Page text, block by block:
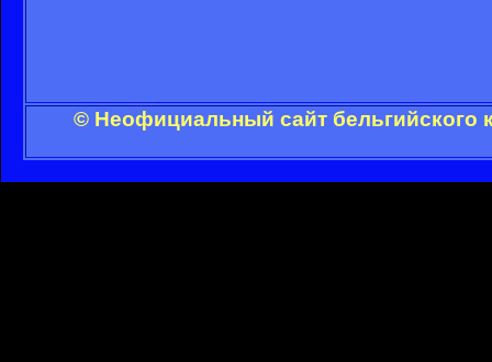
© Неофициальный сайт бельгийского